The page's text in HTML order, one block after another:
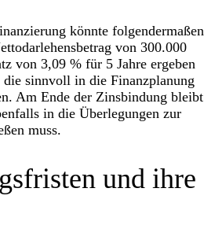
könnte folgendermaßen
von 300.000
von 3,09 % für 5 Jahre ergeben
sinnvoll in die Finanzplanung
Am Ende der Zinsbindung bleibt
in die Überlegungen zur
muss.
und ihre